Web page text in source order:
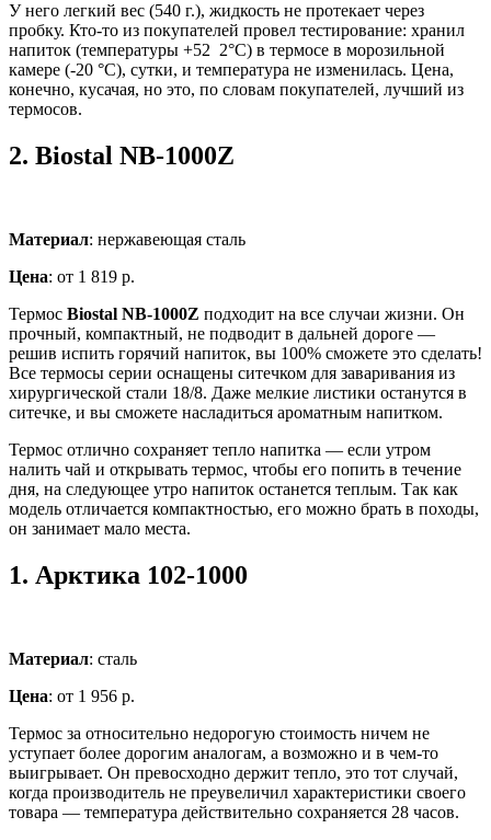
У него легкий вес (540 г.), жидкость не протекает через
пробку. Кто-то из покупателей провел тестирование: хранил
напиток (температуры +52 2°С) в термосе в морозильной
камере (-20 °С), сутки, и температура не изменилась. Цена,
конечно, кусачая, но это, по словам покупателей, лучший из
термосов.
2. Biostal NB-1000Z
Материал: нержавеющая сталь
Цена: от 1 819 р.
Термос Biostal NB-1000Z подходит на все случаи жизни. Он
прочный, компактный, не подводит в дальней дороге —
решив испить горячий напиток, вы 100% сможете это сделать!
Все термосы серии оснащены ситечком для заваривания из
хирургической стали 18/8. Даже мелкие листики останутся в
ситечке, и вы сможете насладиться ароматным напитком.
Термос отлично сохраняет тепло напитка — если утром
налить чай и открывать термос, чтобы его попить в течение
дня, на следующее утро напиток останется теплым. Так как
модель отличается компактностью, его можно брать в походы,
он занимает мало места.
1. Арктика 102-1000
Материал: сталь
Цена: от 1 956 р.
Термос за относительно недорогую стоимость ничем не
уступает более дорогим аналогам, а возможно и в чем-то
выигрывает. Он превосходно держит тепло, это тот случай,
когда производитель не преувеличил характеристики своего
товара — температура действительно сохраняется 28 часов.